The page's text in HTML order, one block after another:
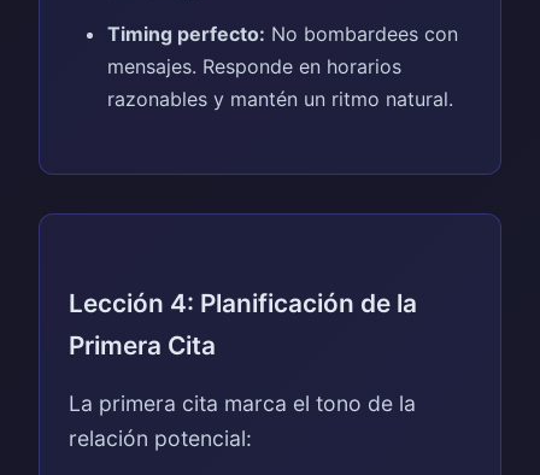
Timing perfecto: No bombardees con
mensajes. Responde en horarios
razonables y mantén un ritmo natural.
Lección 4: Planificación de la
Primera Cita
La primera cita marca el tono de la
relación potencial: